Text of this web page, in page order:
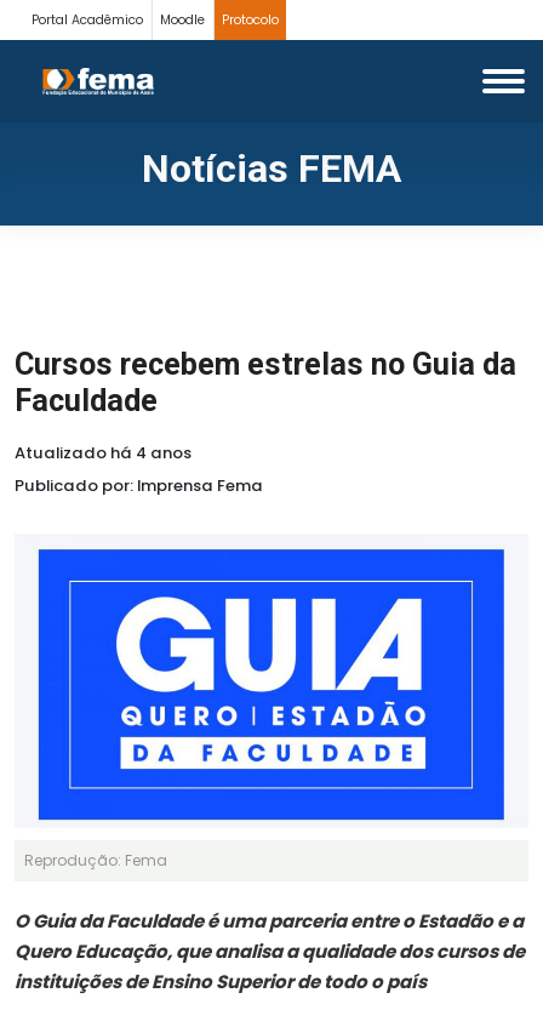
Portal Acadêmico Moodle Protocolo
Notícias FEMA
Cursos recebem estrelas no Guia da
Faculdade
Atualizado há 4 anos
Publicado por: Imprensa Fema
Reprodução: Fema
O Guia da Faculdade é uma parceria entre o Estadão e a
Quero Educação, que analisa a qualidade dos cursos de
instituições de Ensino Superior de todo o país